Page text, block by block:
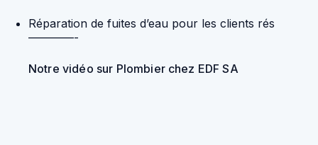
Réparation de fuites d’eau pour les clients rés
————-
Notre vidéo sur Plombier chez EDF SA